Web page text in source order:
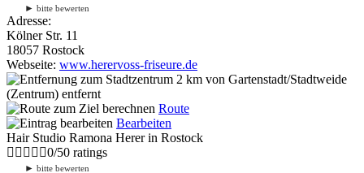
► bitte bewerten
Adresse:
Kölner Str. 11
18057 Rostock
Webseite: www.herervoss-friseure.de
2 km von Gartenstadt/Stadtweide
(Zentrum) entfernt
Route
Bearbeiten
Hair Studio Ramona Herer in Rostock
0/50 ratings
► bitte bewerten